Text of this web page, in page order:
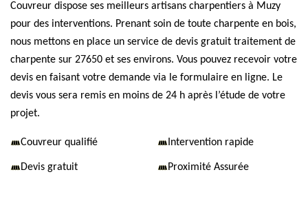
Couvreur dispose ses meilleurs artisans charpentiers à Muzy
pour des interventions. Prenant soin de toute charpente en bois,
nous mettons en place un service de devis gratuit traitement de
charpente sur 27650 et ses environs. Vous pouvez recevoir votre
devis en faisant votre demande via le formulaire en ligne. Le
devis vous sera remis en moins de 24 h après l’étude de votre
projet.
Couvreur qualifié Intervention rapide
Devis gratuit Proximité Assurée